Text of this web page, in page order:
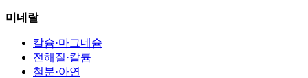
미네랄
칼슘·마그네슘
전해질·칼륨
철분·아연